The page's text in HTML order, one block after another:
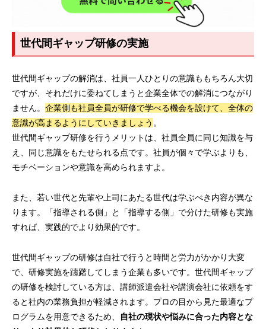
世代間ギャップ研修の実施
世代間ギャップの解消は、社員一人ひとりの意識ももちろん大切
ですが、それだけに委ねてしまうと企業全体での解消につながり
ません。 企業側も社員全員が研修で学べる機会を設けて、全体の
意識が高まるようにしていきましょう 。
世代間ギャップ研修を行うメリットは、社員全員に同じ知識を与
え、同じ意識をもたせられる点です。社員が個々で学ぶよりも、
モチベーションや意識を高められますよ。
また、若い世代と先輩や上司にあたる世代は学ぶべき内容が異な
ります。「指導される側」と「指導する側」で分けた研修も実施
すれば、実践的でより効果的です。
世代間ギャップの研修は自社で行うと時間と労力がかかり大変
で、研修実施を躊躇してしまう企業も多いです。世代間ギャップ
の研修を検討している方は、講師派遣会社や講演会社に依頼をす
ると社内の業務負担が軽減されます。プロの目から見た最適なプ
ログラムを用意できるため、
自社の現状や悩みに合った内容とな